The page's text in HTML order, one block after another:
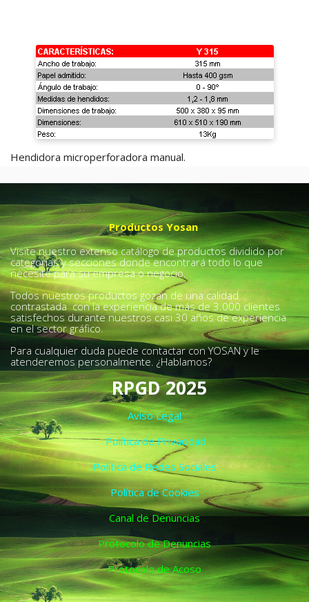
Hendidora microperforadora manual.
Productos Yosan
Visite nuestro extenso catálogo de productos dividido por
categorías y secciones donde encontrará todo lo que
necesite para su empresa o negocio.
Todos nuestros productos gozan de una calidad
contrastada con la experiencia de más de 3.000 clientes
satisfechos durante nuestros casi 30 años de experiencia
en el sector gráfico.
Para cualquier duda puede contactar con YOSAN y le
atenderemos personalmente. ¿Hablamos?
RPGD 2025
Aviso Legal
Política de Privacidad
Política de Redes Sociales
Política de Cookies
Canal de Denuncias
Protocolo de Denuncias
Protocolo de Acoso